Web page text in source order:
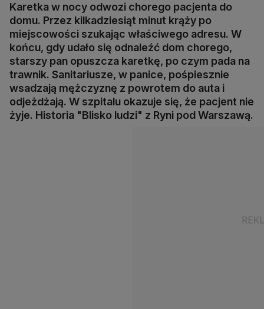
Karetka w nocy odwozi chorego pacjenta do
domu. ‪Przez kilkadziesiąt minut krąży po
miejscowości szukając właściwego adresu.‬ ‪W
końcu‬,‪ gdy udało si‬ę‪ odnaleźć dom chorego,
starszy pan opuszcza karetkę, po czym pada na
trawnik. Sanitariusze, w panice, pośpiesznie
‬wsadzają mężczyznę‪ z powrotem do auta i
odjeżdżają. W szpitalu okazuje się, że pacjent‬ ‪nie
żyje.‬ Historia "Blisko ludzi" z Ryni pod Warszawą.